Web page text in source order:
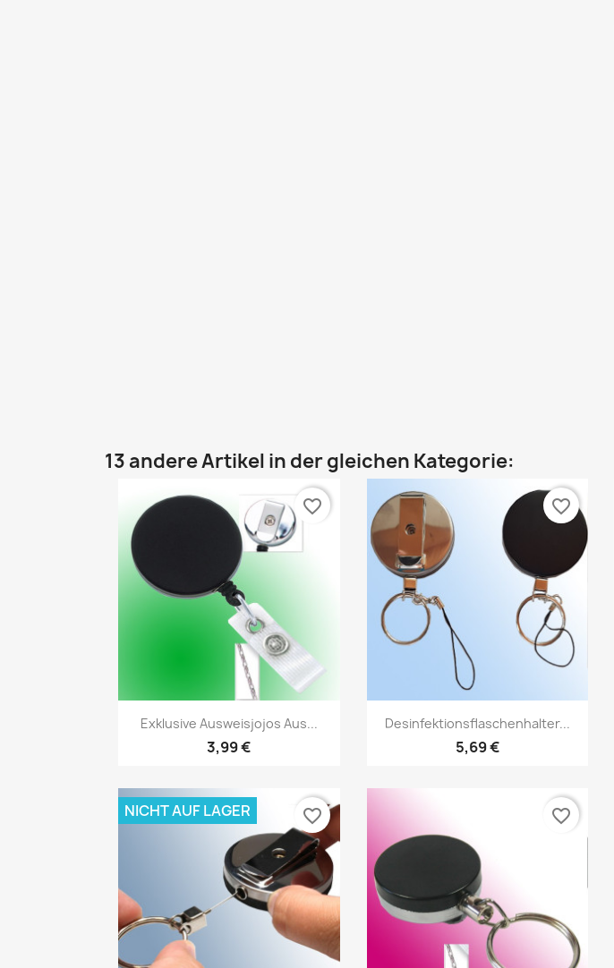
13 andere Artikel in der gleichen Kategorie:
Vorschau
Exklusive Ausweisjojos Aus...
3,99 €
favorite_border
Vorschau
Desinfektionsflaschenhalter...
5,69 €
favorite_border
NICHT AUF LAGER favorite_border favorite_border